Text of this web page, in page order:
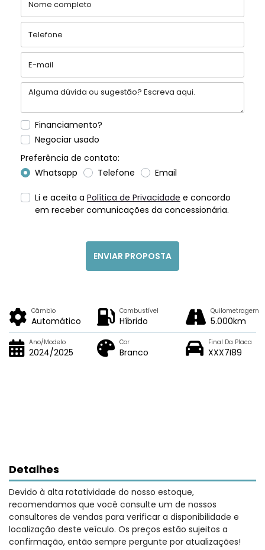
Financiamento?
Negociar usado
Preferência de contato:
Whatsapp
Telefone Email
Li e aceita a Política de Privacidade e concordo
em receber comunicações da concessionária.
ENVIAR PROPOSTA
Câmbio
Automático
Combustível
Híbrido
Quilometragem
5.000km
Ano/Modelo
2024/2025
Cor
Branco
Final Da Placa
XXX7I89
Detalhes
Devido à alta rotatividade do nosso estoque,
recomendamos que você consulte um de nossos
consultores de vendas para verificar a disponibilidade e
localização deste veículo. Os preços estão sujeitos a
confirmação, então sempre pergunte por atualizações!